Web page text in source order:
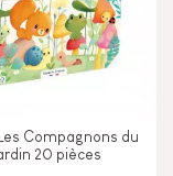
Compagnons du
20 pièces